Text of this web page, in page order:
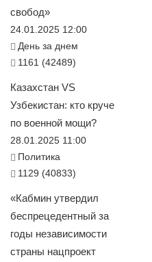
свобод»
24.01.2025 12:00
День за днем
1161 (42489)
Казахстан VS
Узбекистан: кто круче
по военной мощи?
28.01.2025 11:00
Политика
1129 (40833)
«Кабмин утвердил
беспрецедентный за
годы независимости
страны нацпроект